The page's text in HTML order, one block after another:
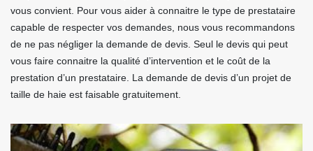
vous convient. Pour vous aider à connaitre le type de prestataire
capable de respecter vos demandes, nous vous recommandons
de ne pas négliger la demande de devis. Seul le devis qui peut
vous faire connaitre la qualité d’intervention et le coût de la
prestation d’un prestataire. La demande de devis d’un projet de
taille de haie est faisable gratuitement.